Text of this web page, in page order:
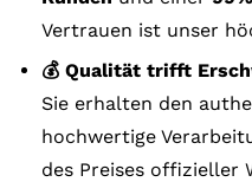
Vertrauen ist unser
💰 Qualität trifft
Sie erhalten den
hochwertige
des Preises offizieller